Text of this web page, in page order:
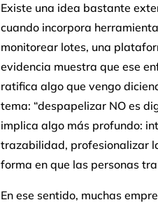
Existe una idea bastante
cuando incorpora
monitorear lotes, una
evidencia muestra que ese
ratifica algo que vengo
tema: “despapelizar NO es
implica algo más profundo:
trazabilidad, profesionalizar
forma en que las personas
En ese sentido, muchas